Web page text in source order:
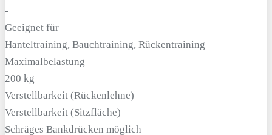
-
Geeignet für
Han­tel­trai­ning, Bauch­trai­ning, Rück­en­trai­ning
Maximalbelastung
200 kg
Verstellbarkeit (Rückenlehne)
Verstellbarkeit (Sitzfläche)
Schräges Bankdrücken möglich